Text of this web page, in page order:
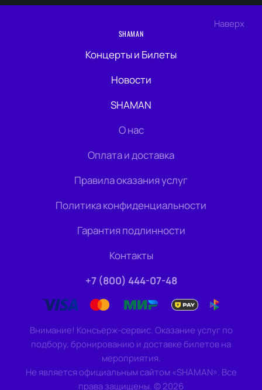
Наверх
SHAMAN
Концерты и Билеты
Новости
SHAMAN
О нас
Оплата и доставка
Правила оказания услуг
Политика конфиденциальности
Гарантия подлинности
Контакты
+7 (800) 444-07-48
Внимание! Консьерж-сервис. Оказание услуг по
подбору, бронированию и доставке билетов на
мероприятия.
Не является официальным сайтом «SHAMAN». Все
права защищены.©2026